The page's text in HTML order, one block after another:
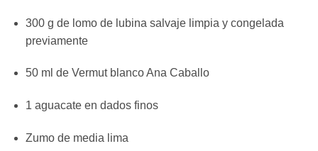
300 g de lomo de lubina salvaje limpia y congelada
previamente
50 ml de Vermut blanco Ana Caballo
1 aguacate en dados finos
Zumo de media lima